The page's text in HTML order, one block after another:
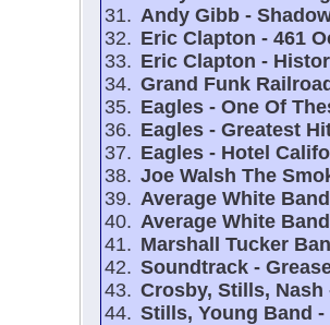
Andy Gibb -
Eric Clapton - 461
Eric Clapton -
Grand Funk
Eagles - One Of
Eagles - Greatest
Eagles - Hotel
Joe Walsh The
Average White
Average White
Marshall Tucker
Soundtrack -
Crosby, Stills, Nash
Stills, Young Band